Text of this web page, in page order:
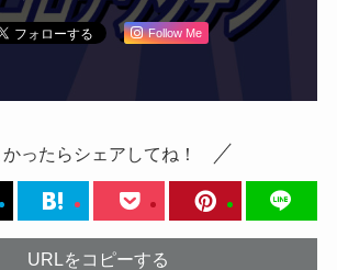
Follow Me
かったらシェアしてね！
URLをコピーする